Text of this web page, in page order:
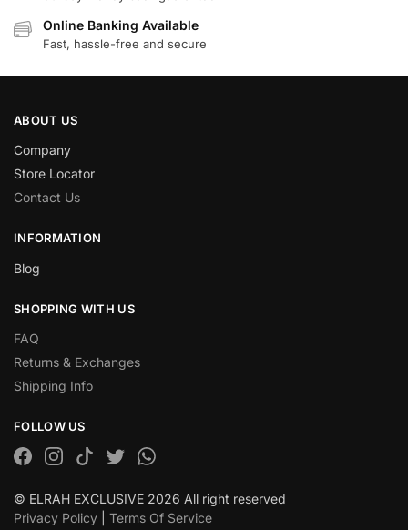
Online Banking Available
Fast, hassle-free and secure
ABOUT US
Company
Store Locator
Contact Us
INFORMATION
Blog
SHOPPING WITH US
FAQ
Returns & Exchanges
Shipping Info
FOLLOW US
© ELRAH EXCLUSIVE 2026 All right reserved
Privacy Policy
Terms Of Service